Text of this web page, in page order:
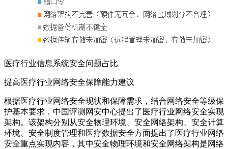
医疗行业信息系统安全问题占比
提高医疗行业网络安全保障能力建议
根据医疗行业网络安全现状和保障需求，结合网络安全等级保
护基本要求，中国评测网安中心提出了医疗行业网络安全实现
架构。该架构分别从安全物理环境、安全网络架构、安全计算
环境、安全制度管理和医疗数据安全方面提出了医疗行业网络
安全重点实现内容，其中安全物理环境和安全网络架构是网络